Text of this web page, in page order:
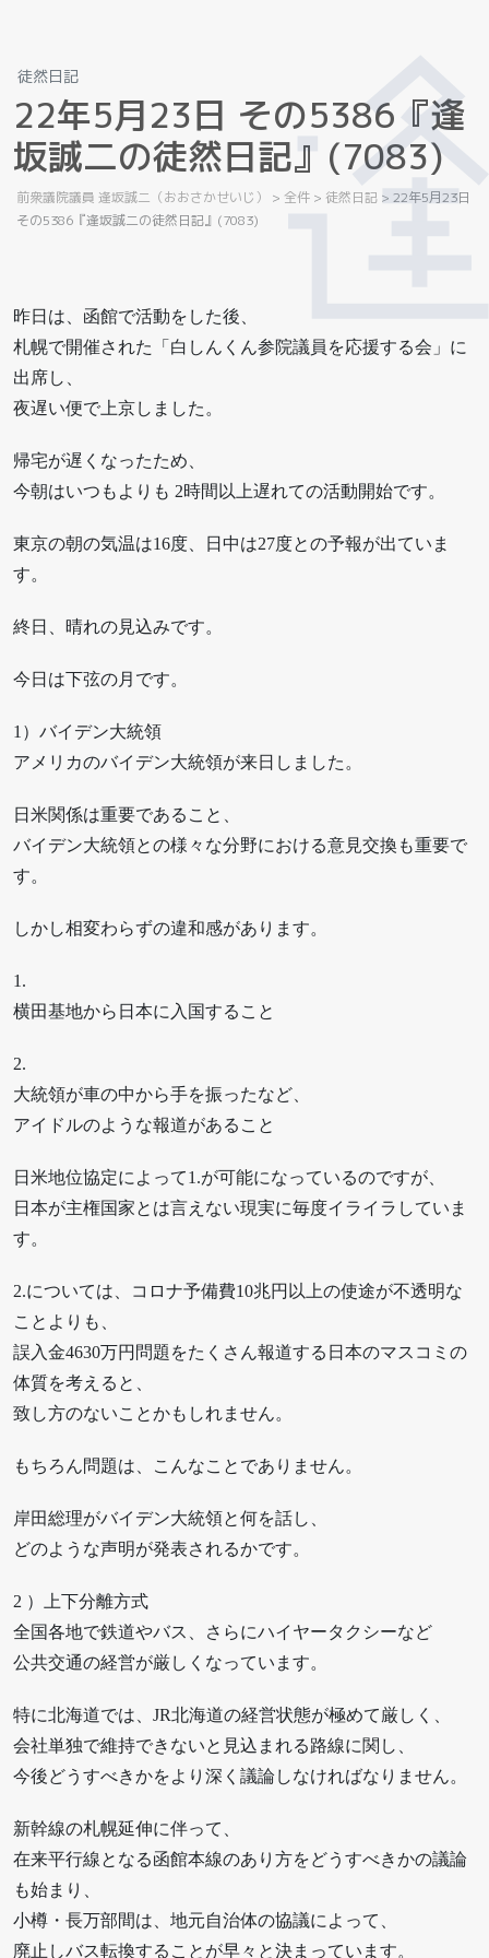
徒然日記
22年5月23日 その5386 『逢
坂誠二の徒然日記』 (7083)
前衆議院議員 逢坂誠二（おおさかせいじ） > 全件 > 徒然日記 >22年5月23日
その5386『逢坂誠二の徒然日記』(7083)
昨日は、函館で活動をした後、
札幌で開催された「白しんくん参院議員を応援する会」に
出席し、
夜遅い便で上京しました。
帰宅が遅くなったため、
今朝はいつもよりも 2時間以上遅れての活動開始です。
東京の朝の気温は16度、日中は27度との予報が出ていま
す。
終日、晴れの見込みです。
今日は下弦の月です。
1）バイデン大統領
アメリカのバイデン大統領が来日しました。
日米関係は重要であること、
バイデン大統領との様々な分野における意見交換も重要で
す。
しかし相変わらずの違和感があります。
1.
横田基地から日本に入国すること
2.
大統領が車の中から手を振ったなど、
アイドルのような報道があること
日米地位協定によって1.が可能になっているのですが、
日本が主権国家とは言えない現実に毎度イライラしていま
す。
2.については、コロナ予備費10兆円以上の使途が不透明な
ことよりも、
誤入金4630万円問題をたくさん報道する日本のマスコミの
体質を考えると、
致し方のないことかもしれません。
もちろん問題は、こんなことでありません。
岸田総理がバイデン大統領と何を話し、
どのような声明が発表されるかです。
2 ）上下分離方式
全国各地で鉄道やバス、さらにハイヤータクシーなど
公共交通の経営が厳しくなっています。
特に北海道では、JR北海道の経営状態が極めて厳しく、
会社単独で維持できないと見込まれる路線に関し、
今後どうすべきかをより深く議論しなければなりません。
新幹線の札幌延伸に伴って、
在来平行線となる函館本線のあり方をどうすべきかの議論
も始まり、
小樽・長万部間は、地元自治体の協議によって、
廃止しバス転換することが早々と決まっています。